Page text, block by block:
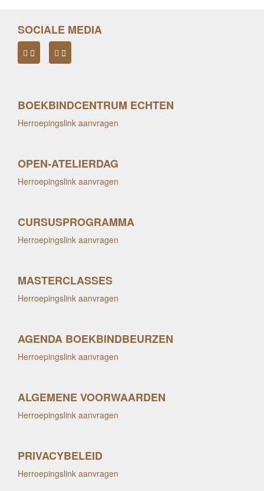
SOCIALE MEDIA
BOEKBINDCENTRUM ECHTEN
Herroepingslink aanvragen
OPEN-ATELIERDAG
Herroepingslink aanvragen
CURSUSPROGRAMMA
Herroepingslink aanvragen
MASTERCLASSES
Herroepingslink aanvragen
AGENDA BOEKBINDBEURZEN
Herroepingslink aanvragen
ALGEMENE VOORWAARDEN
Herroepingslink aanvragen
PRIVACYBELEID
Herroepingslink aanvragen